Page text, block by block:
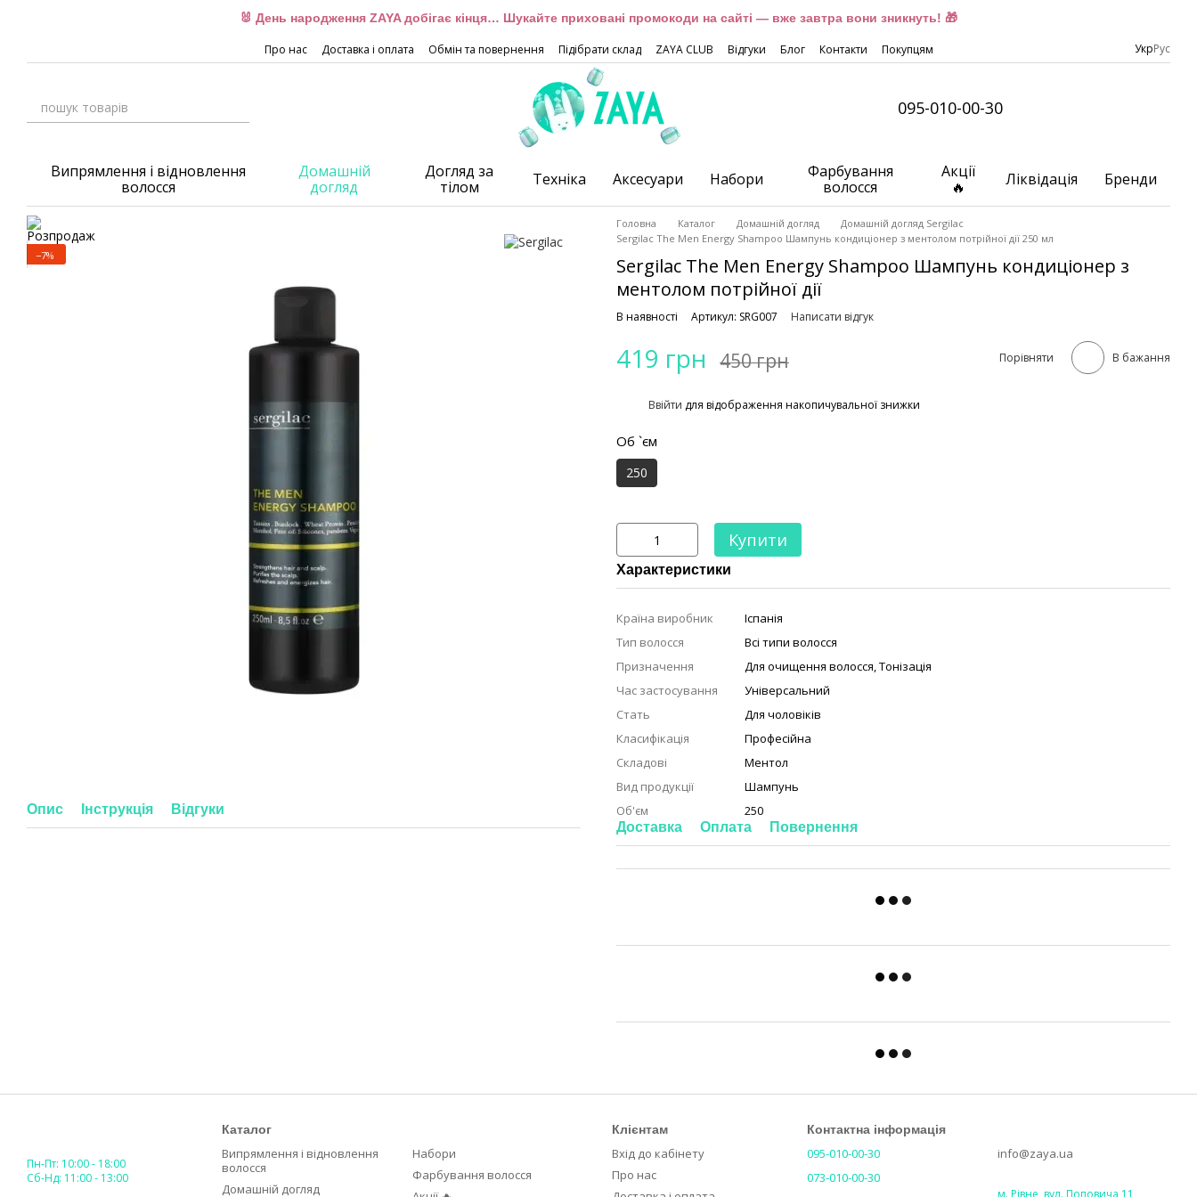
🐰 День народження ZAYA добігає кінця… Шукайте приховані промокоди на сайті — вже завтра вони зникнуть! 🎁
Про нас Доставка і оплата Обмін та повернення Підібрати склад ZAYA CLUB Відгуки Блог Контакти Покупцям УкрРус
095-010-00-30
Випрямлення і відновлення
волосся
Домашній
догляд
Догляд за
тілом
Техніка Аксесуари Набори
Фарбування
волосся
Акції
🔥
Ліквідація Бренди
−7%
Опис Інструкція Відгуки
Головна Каталог Домашній догляд
Домашній догляд Sergilac
Sergilac The Men Energy Shampoo Шампунь кондиціонер з ментолом потрійної дії 250 мл
Sergilac The Men Energy Shampoo Шампунь кондиціонер з
ментолом потрійної дії
В наявності Артикул: SRG007 Написати відгук
419 грн 450 грн Порівняти В бажання
Ввійти для відображення накопичувальної знижки
Об `єм
250
Купити
Характеристики
Країна виробник
Іспанія
Тип волосся
Всі типи волосся
Призначення
Для очищення волосся,Тонізація
Час застосування
Універсальний
Стать
Для чоловіків
Класифікація
Професійна
Складові
Ментол
Вид продукції
Шампунь
Об'єм
250
Доставка Оплата Повернення
Пн-Пт: 10:00 - 18:00
Сб-Нд: 11:00 - 13:00
Каталог
Випрямлення і відновлення
волосся
Домашній догляд
Набори
Фарбування волосся
Клієнтам
Вхід до кабінету
Про нас
Контактна інформація
095-010-00-30
073-010-00-30
info@zaya.ua
м. Рівне, вул. Поповича 11